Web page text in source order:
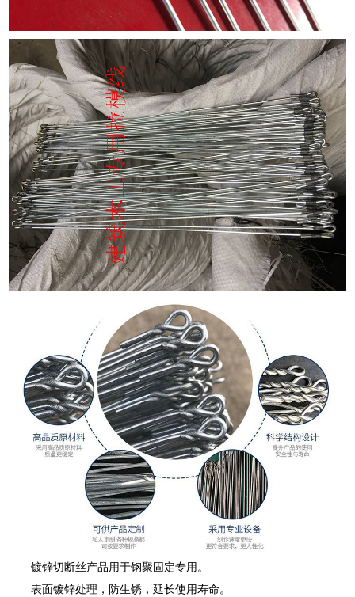
镀锌切断丝产品用于钢聚固定专用。
表面镀锌处理，防生锈，延长使用寿命。